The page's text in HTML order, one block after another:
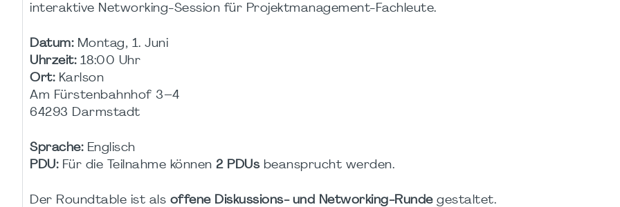
interaktive Networking-Session für Projektmanagement-Fachleute.
Datum:Montag, 1. Juni
Uhrzeit:18:00 Uhr
Ort:Karlson
Am Fürstenbahnhof 3–4
64293 Darmstadt
Sprache:Englisch
PDU:Für die Teilnahme können 2 PDUsbeansprucht werden.
Der Roundtable ist als offene Diskussions- und Networking-Rundegestaltet.